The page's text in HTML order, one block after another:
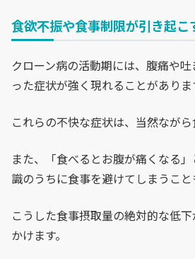
食欲不振や食事制限が引き起こ
クローン病の活動期には、腹痛や
った症状が強く現れることがありま
これらの不快な症状は、当然ながら
また、「食べるとお腹が痛くなる
識のうちに食事を避けてしまうこと
こうした食事摂取量の絶対的な低
かけます。